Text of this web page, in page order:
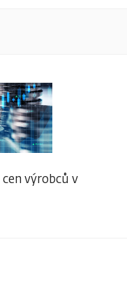
výrobců v